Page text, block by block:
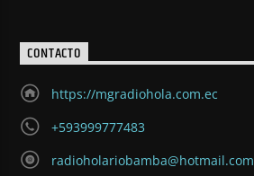
CONTACTO
https://mgradiohola.com.ec
+593999777483
radioholariobamba@hotmail.com